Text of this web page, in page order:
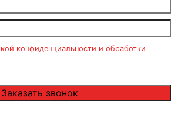
конфиденциальности и обработки